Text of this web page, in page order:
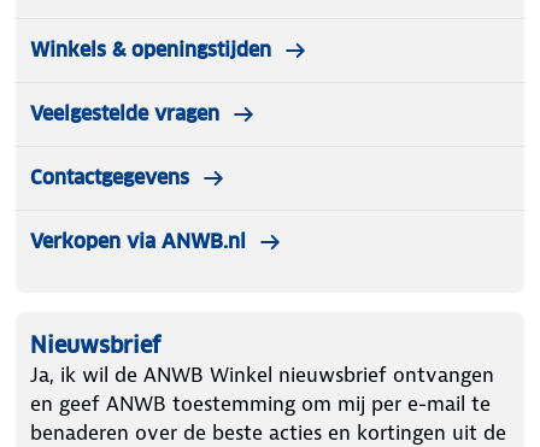
Winkels & openingstijden
Veelgestelde vragen
Contactgegevens
Verkopen via ANWB.nl
Nieuwsbrief
Ja, ik wil de ANWB Winkel nieuwsbrief ontvangen
en geef ANWB toestemming om mij per e-mail te
benaderen over de beste acties en kortingen uit de